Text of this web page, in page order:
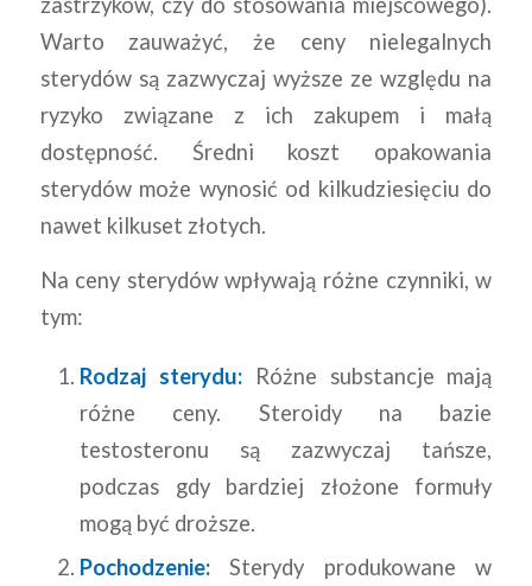
Warto zauważyć, że ceny nielegalnych
sterydów są zazwyczaj wyższe ze względu na
ryzyko związane z ich zakupem i małą
dostępność. Średni koszt opakowania
sterydów może wynosić od kilkudziesięciu do
nawet kilkuset złotych.
Na ceny sterydów wpływają różne czynniki, w
tym:
Rodzaj sterydu:Różne substancje mają
różne ceny. Steroidy na bazie
testosteronu są zazwyczaj tańsze,
podczas gdy bardziej złożone formuły
mogą być droższe.
Pochodzenie:Sterydy produkowane w